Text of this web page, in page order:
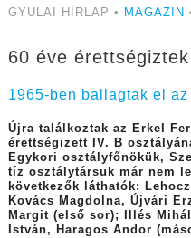
GYULAI HÍRLAP • MAGAZIN
60 éve érettségiztek
1965-ben ballagtak el
Újra találkoztak az Erkel
érettségizett IV. B
Egykori osztályfőnökük,
tíz osztálytársuk már nem
következők láthatók:
Kovács Magdolna, Újvári
Margit (első sor); Illés
István, Haragos Andor